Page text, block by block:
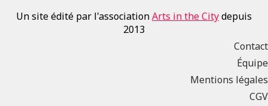
Un site édité par l'associationArts in the Citydepuis
2013
Contact
Équipe
Mentions légales
CGV